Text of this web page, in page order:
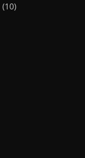
(10)